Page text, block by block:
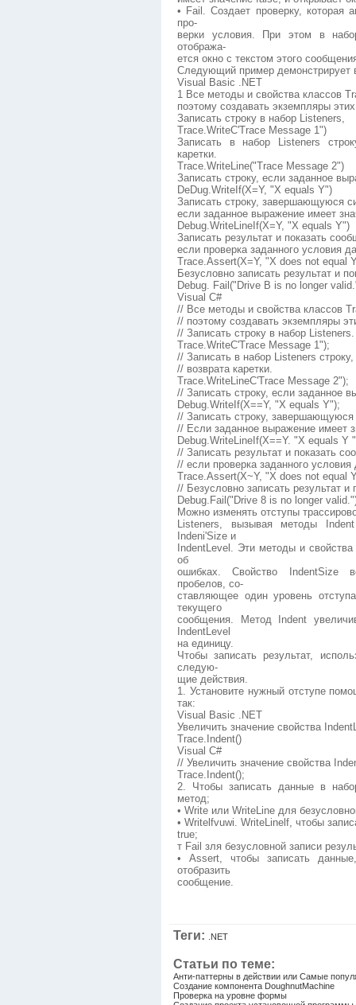
• Fail. Создает проверку, которая
про-
верки условия. При этом в
отобража-
ется окно с текстом этого
Следующий пример демонстрирует
Visual Basic .NET
1 Все методы и свойства классов
поэтому создавать экземпляры
Записать строку в набор Listeners,
Trace.WriteC'Trace Message 1")
Записать в набор Listeners
каретки.
Trace.WriteLine("Trace Message 2")
Записать строку, если заданное
DeDug.WriteIf(X=Y, "X equals Y")
Записать строку, завершающуюся
если заданное выражение имеет
Debug.WriteLineIf(X=Y, "X equals Y")
Записать результат и показать
если проверка заданного условия
Trace.Assert(X=Y, "X does not equal
Безусловно записать результат и
Debug. Fail("Drive В is no longer
Visual C#
// Все методы и свойства классов
// поэтому создавать экземпляры
// Записать строку в набор Listeners.
Trace.WriteC'Trace Message 1");
// Записать в набор Listeners
// возврата каретки.
Trace.WriteLineC'Trace Message 2");
// Записать строку, если заданное
Debug.WriteIf(X==Y, "X equals Y");
// Записать строку, завершающуюся
// Если заданное выражение имеет
Debug.WriteLineIf(X==Y. "X equals Y
// Записать результат и показать
// если проверка заданного
Trace.Assert(X~Y, "X does not equal
// Безусловно записать результат и
Debug.Fail("Drive 8 is no longer
Можно изменять отступы
Listeners, вызывая методы
Indeni'Size и
IndentLevel. Эти методы и
об
ошибках. Свойство IndentSize
пробелов, со-
ставляющее один уровень
текущего
сообщения. Метод Indent
IndentLevel
на единицу.
Чтобы записать результат,
следую-
щие действия.
1. Установите нужный отступе
так:
Visual Basic .NET
Увеличить значение свойства
Trace.Indent()
Visual C#
// Увеличить значение свойства
Trace.Indent();
2. Чтобы записать данные в
метод;
• Write или WriteLine для
• Writelfvuwi. WriteLinelf, чтобы
true;
т Fail зля безусловной записи
• Assert, чтобы записать
отобразить
сообщение.
Теги: .NET
Статьи по теме:
Анти-паттерны в действии или Самые
Создание компонента DoughnutMachine
Проверка на уровне формы